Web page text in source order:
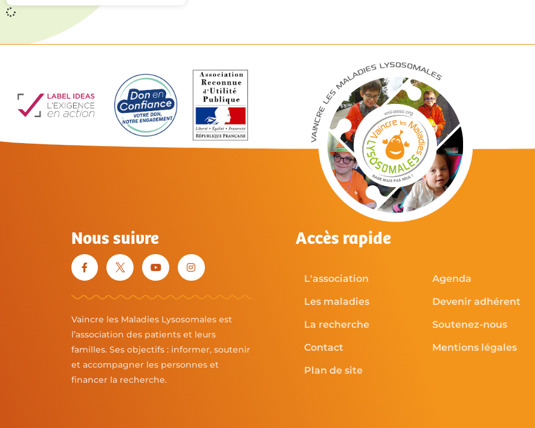
Nous suivre
Vaincre les Maladies Lysosomales est
l’association des patients et leurs
familles. Ses objectifs : informer, soutenir
et accompagner les personnes et
financer la recherche.
Accès rapide
L'association
Les maladies
La recherche
Contact
Plan de site
Agenda
Devenir adhérent
Soutenez-nous
Mentions légales